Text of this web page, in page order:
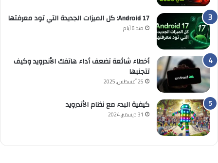
Android 17: كل الميزات الجديدة التي تود معرفتها
منذ 6 أيام
أخطاء شائعة تضعف أداء هاتفك الأندرويد وكيف
تتجنبها
25 أغسطس, 2025
كيفية البدء مع نظام الأندرويد
31 ديسمبر, 2024